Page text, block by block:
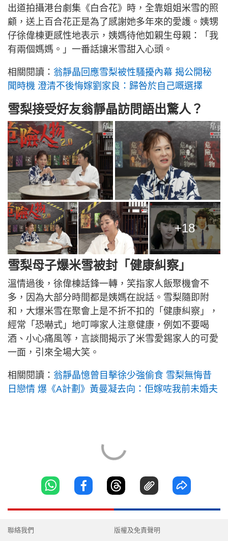
出道拍攝港台劇集《白合花》時，全靠姐姐米雪的照
顧，送上百合花正是為了感謝她多年來的愛護。姨甥
仔徐偉棟更感性地表示，姨媽待他如親生母親：「我
有兩個媽媽。」一番話讓米雪甜入心頭。
相關閱讀： 翁靜晶回應雪梨被性騷擾內幕 揭公開秘
聞時機 澄清不後悔嫁劉家良：歸咎於自己嘅選擇
雪梨接受好友翁靜晶訪問語出驚人？
+18
雪梨母子爆米雪被封「健康糾察」
溫情過後，徐偉棟話鋒一轉，笑指家人飯聚機會不
多，因為大部分時間都是姨媽在說話。雪梨隨即附
和，大爆米雪在聚會上是不折不扣的「健康糾察」，
經常「恐嚇式」地叮嚀家人注意健康，例如不要喝
酒、小心痛風等，言談間揭示了米雪愛錫家人的可愛
一面，引來全場大笑。
相關閱讀： 翁靜晶憶曾目擊徐少強偷食 雪梨無悔昔
日戀情 爆《A計劃》黃曼凝去向：佢嫁咗我前未婚夫
聯絡我們 版權及免責聲明